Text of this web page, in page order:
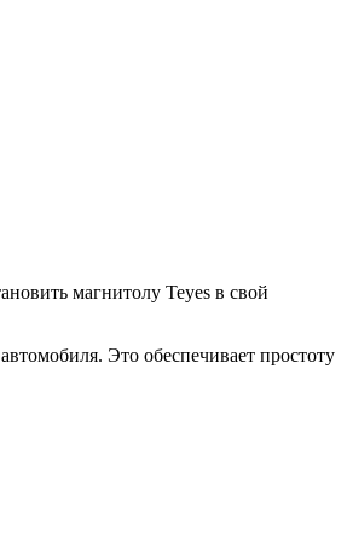
магнитолу Teyes в свой
Это обеспечивает простоту